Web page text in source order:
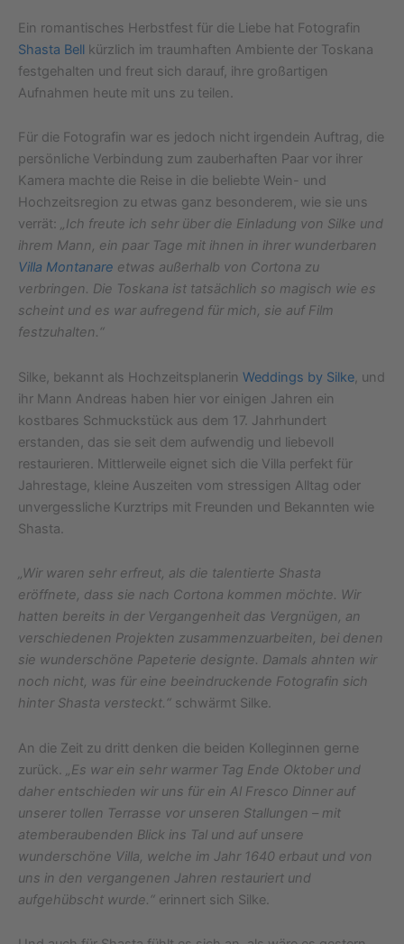
Ein romantisches Herbstfest für die Liebe hat Fotografin
Shasta Bell kürzlich im traumhaften Ambiente der Toskana
festgehalten und freut sich darauf, ihre großartigen
Aufnahmen heute mit uns zu teilen.
Für die Fotografin war es jedoch nicht irgendein Auftrag, die
persönliche Verbindung zum zauberhaften Paar vor ihrer
Kamera machte die Reise in die beliebte Wein- und
Hochzeitsregion zu etwas ganz besonderem, wie sie uns
verrät: „Ich freute ich sehr über die Einladung von Silke und
ihrem Mann, ein paar Tage mit ihnen in ihrer wunderbaren
Villa Montanare etwas außerhalb von Cortona zu
verbringen. Die Toskana ist tatsächlich so magisch wie es
scheint und es war aufregend für mich, sie auf Film
festzuhalten.“
Silke, bekannt als Hochzeitsplanerin Weddings by Silke, und
ihr Mann Andreas haben hier vor einigen Jahren ein
kostbares Schmuckstück aus dem 17. Jahrhundert
erstanden, das sie seit dem aufwendig und liebevoll
restaurieren. Mittlerweile eignet sich die Villa perfekt für
Jahrestage, kleine Auszeiten vom stressigen Alltag oder
unvergessliche Kurztrips mit Freunden und Bekannten wie
Shasta.
„Wir waren sehr erfreut, als die talentierte Shasta
eröffnete, dass sie nach Cortona kommen möchte. Wir
hatten bereits in der Vergangenheit das Vergnügen, an
verschiedenen Projekten zusammenzuarbeiten, bei denen
sie wunderschöne Papeterie designte. Damals ahnten wir
noch nicht, was für eine beeindruckende Fotografin sich
hinter Shasta versteckt.“ schwärmt Silke.
An die Zeit zu dritt denken die beiden Kolleginnen gerne
zurück. „Es war ein sehr warmer Tag Ende Oktober und
daher entschieden wir uns für ein Al Fresco Dinner auf
unserer tollen Terrasse vor unseren Stallungen – mit
atemberaubenden Blick ins Tal und auf unsere
wunderschöne Villa, welche im Jahr 1640 erbaut und von
uns in den vergangenen Jahren restauriert und
aufgehübscht wurde.“ erinnert sich Silke.